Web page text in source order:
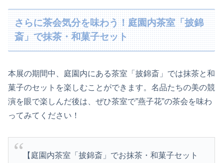
さらに茶会気分を味わう！庭園内茶室「披錦
斎」で抹茶・和菓子セット
本展の期間中、庭園内にある茶室「披錦斎」では抹茶と和
菓子のセットを楽しむことができます。名品たちの美の競
演を眼で楽しんだ後は、ぜひ茶室で”燕子花”の茶会を味わ
ってみてください！
【庭園内茶室「披錦斎」でお抹茶・和菓子セット